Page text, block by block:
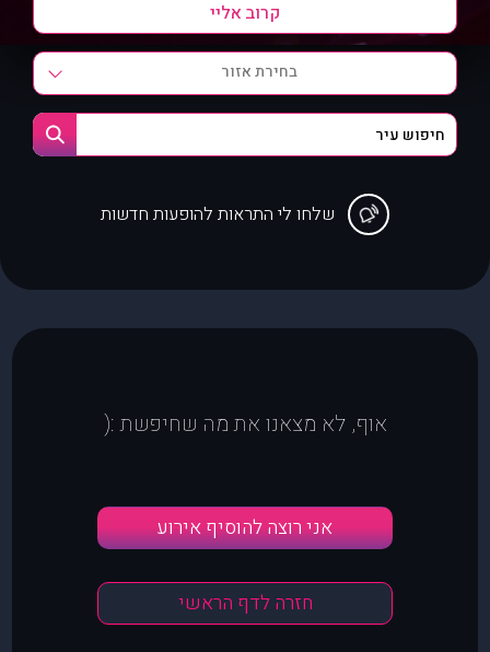
בחירת אזור
שלחו לי התראות להופעות חדשות
אוף, לא מצאנו את מה שחיפשת :(
אני רוצה להוסיף אירוע
חזרה לדף הראשי